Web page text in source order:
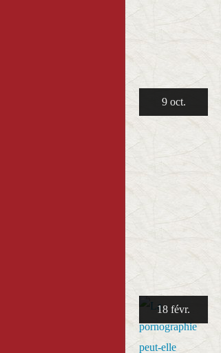
9 oct.
18 févr.